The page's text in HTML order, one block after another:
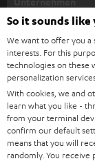
HEIMKINO-
SOUNDBARS
SMART HOME
BLUETOOTH-
KARRIERE
PRESSE &
Teufel
ÖSTERREICH
SCHWEIZ
So it sounds like
We want to offer you
interests. For this
technologies on these
personalization
With cookies, we and
learn what you like -
from your terminal
confirm our default
means that you will
randomly. You receive